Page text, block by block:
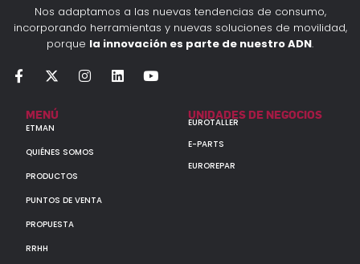
Nos adaptamos a las nuevas tendencias de consumo,
incorporando herramientas y nuevas soluciones de movilidad,
porque la innovación es parte de nuestro ADN.
MENÚ
ETMAN
QUIÉNES SOMOS
PRODUCTOS
PUNTOS DE VENTA
PROPUESTA
RRHH
UNIDADES DE NEGOCIOS
EUROTALLER
E-PARTS
EUROREPAR